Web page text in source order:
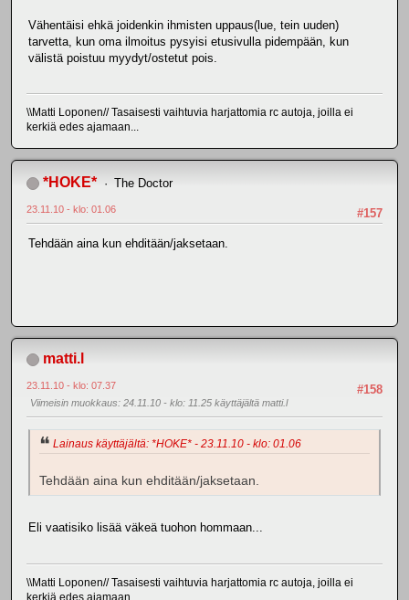
Vähentäisi ehkä joidenkin ihmisten uppaus(lue, tein uuden)
tarvetta, kun oma ilmoitus pysyisi etusivulla pidempään, kun
välistä poistuu myydyt/ostetut pois.
\\Matti Loponen// Tasaisesti vaihtuvia harjattomia rc autoja, joilla ei
kerkiä edes ajamaan...
*HOKE* The Doctor
#157
23.11.10 - klo: 01.06
Tehdään aina kun ehditään/jaksetaan.
matti.l
#158
23.11.10 - klo: 07.37
Viimeisin muokkaus: 24.11.10 - klo: 11.25 käyttäjältä matti.l
Lainaus käyttäjältä: *HOKE* - 23.11.10 - klo: 01.06
Tehdään aina kun ehditään/jaksetaan.
Eli vaatisiko lisää väkeä tuohon hommaan...
\\Matti Loponen// Tasaisesti vaihtuvia harjattomia rc autoja, joilla ei
kerkiä edes ajamaan...